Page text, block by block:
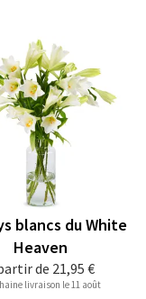
de 21,95 €
blancs du White
Heaven
livraison le 11 août